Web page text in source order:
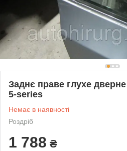
Заднє праве глухе
5-series
Немає в наявності
Роздріб
1 788 ₴